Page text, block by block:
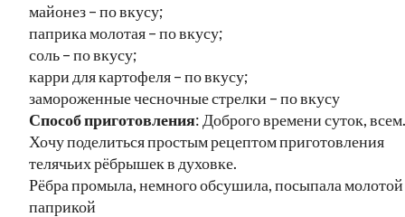
майонез – по вкусу;
паприка молотая – по вкусу;
соль – по вкусу;
карри для картофеля – по вкусу;
замороженные чесночные стрелки – по вкусу
Способ приготовления: Доброго времени суток, всем.
Хочу поделиться простым рецептом приготовления
телячьих рёбрышек в духовке.
Рёбра промыла, немного обсушила, посыпала молотой
паприкой